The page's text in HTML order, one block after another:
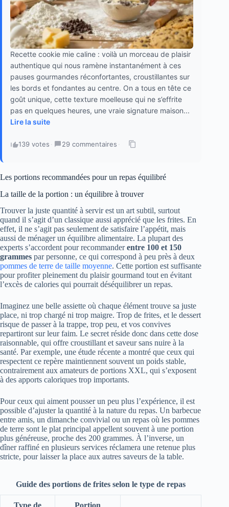
Recette cookie mie caline : voilà un morceau de plaisir
authentique qui nous ramène instantanément à ces
pauses gourmandes réconfortantes, croustillantes sur
les bords et fondantes au centre. On a tous en tête ce
goût unique, cette texture moelleuse qui ne s’effrite
pas en quelques heures, une vraie signature maison...
Lire la suite
139 votes · 29 commentaires ·
Les portions recommandées pour un repas équilibré
La taille de la portion : un équilibre à trouver
Trouver la juste quantité à servir est un art subtil, surtout
quand il s’agit d’un classique aussi apprécié que les frites. En
effet, il ne s’agit pas seulement de satisfaire l’appétit, mais
aussi de ménager un équilibre alimentaire. La plupart des
experts s’accordent pour recommanderentre 100 et 150
grammes par personne, ce qui correspond à peu près à deux
pommes de terre de taille moyenne. Cette portion est suffisante
pour profiter pleinement du plaisir gourmand tout en évitant
l’excès de calories qui pourrait déséquilibrer un repas.
Imaginez une belle assiette où chaque élément trouve sa juste
place, ni trop chargé ni trop maigre. Trop de frites, et le dessert
risque de passer à la trappe, trop peu, et vos convives
repartiront sur leur faim. Le secret réside donc dans cette dose
raisonnable, qui offre croustillant et saveur sans nuire à la
santé. Par exemple, une étude récente a montré que ceux qui
respectent ce repère maintiennent souvent un poids stable,
contrairement aux amateurs de portions XXL, qui s’exposent
à des apports caloriques trop importants.
Pour ceux qui aiment pousser un peu plus l’expérience, il est
possible d’ajuster la quantité à la nature du repas. Un barbecue
entre amis, un dimanche convivial ou un repas où les pommes
de terre sont le plat principal appellent souvent à une portion
plus généreuse, proche des 200 grammes. À l’inverse, un
dîner raffiné en plusieurs services réclamera une retenue plus
stricte, pour laisser la place aux autres saveurs de la table.
Guide des portions de frites selon le type de repas
Type de Portion